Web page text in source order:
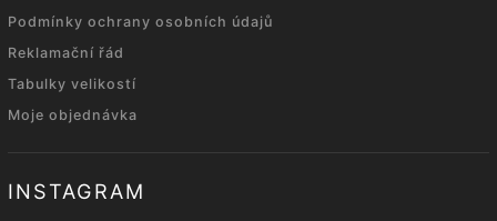
Podmínky ochrany osobních údajů
Reklamační řád
Tabulky velikostí
Moje objednávka
INSTAGRAM